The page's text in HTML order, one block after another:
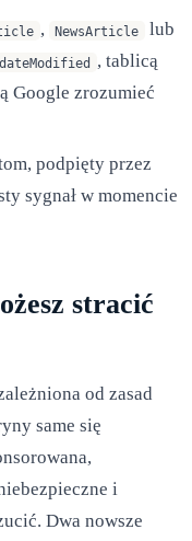
, NewsArticle lub
dateModified , tablicą
Google zrozumieć
podpięty przez
sygnał w momencie
stracić
od zasad
same się
i
Dwa nowsze